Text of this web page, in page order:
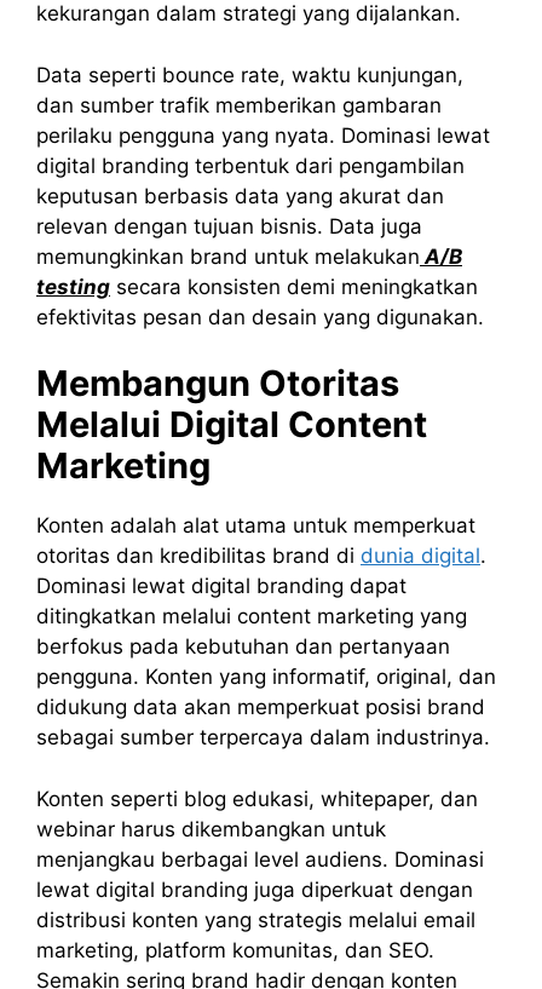
kekurangan dalam strategi yang dijalankan.
Data seperti bounce rate, waktu kunjungan,
dan sumber trafik memberikan gambaran
perilaku pengguna yang nyata. Dominasi lewat
digital branding terbentuk dari pengambilan
keputusan berbasis data yang akurat dan
relevan dengan tujuan bisnis. Data juga
memungkinkan brand untuk melakukan A/B
testing secara konsisten demi meningkatkan
efektivitas pesan dan desain yang digunakan.
Membangun Otoritas
Melalui Digital Content
Marketing
Konten adalah alat utama untuk memperkuat
otoritas dan kredibilitas brand di dunia digital.
Dominasi lewat digital branding dapat
ditingkatkan melalui content marketing yang
berfokus pada kebutuhan dan pertanyaan
pengguna. Konten yang informatif, original, dan
didukung data akan memperkuat posisi brand
sebagai sumber terpercaya dalam industrinya.
Konten seperti blog edukasi, whitepaper, dan
webinar harus dikembangkan untuk
menjangkau berbagai level audiens. Dominasi
lewat digital branding juga diperkuat dengan
distribusi konten yang strategis melalui email
marketing, platform komunitas, dan SEO.
Semakin sering brand hadir dengan konten